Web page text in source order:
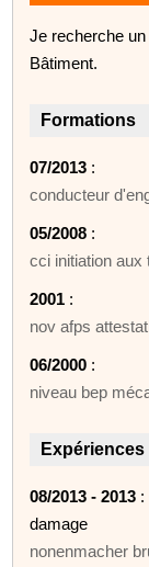
Je recherche
Bâtiment.
Formations
07/2013 :
conducteur
05/2008 :
cci initiation aux
2001 :
nov afps
06/2000 :
niveau bep
08/2013 - 2013 :
damage
nonenmacher